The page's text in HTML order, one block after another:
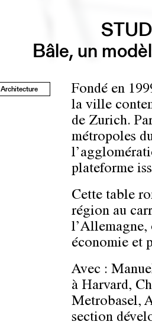
Bâle, un
Architecture
Fondé en
la ville
de Zurich.
métropoles
plateforme
Cette table
région au
l’Allemagne,
économie et
Avec :
à Harvard,
Metrobasel,
section